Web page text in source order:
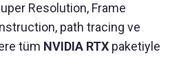
Resolution, Frame
path tracing ve
tüm NVIDIA RTX paketiyle